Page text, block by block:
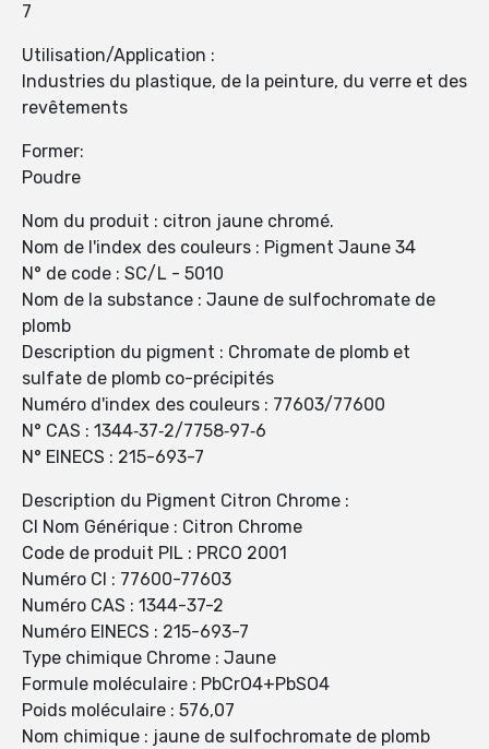
7
Utilisation/Application :
Industries du plastique, de la peinture, du verre et des
revêtements
Former:
Poudre
Nom du produit : citron jaune chromé.
Nom de l'index des couleurs : Pigment Jaune 34
N° de code : SC/L - 5010
Nom de la substance : Jaune de sulfochromate de
plomb
Description du pigment : Chromate de plomb et
sulfate de plomb co-précipités
Numéro d'index des couleurs : 77603/77600
N° CAS : 1344‐37‐2/7758‐97‐6
N° EINECS : 215-693-7
Description du Pigment Citron Chrome :
CI Nom Générique : Citron Chrome
Code de produit PIL : PRCO 2001
Numéro CI : 77600-77603
Numéro CAS : 1344-37-2
Numéro EINECS : 215-693-7
Type chimique Chrome : Jaune
Formule moléculaire : PbCrO4+PbSO4
Poids moléculaire : 576,07
Nom chimique : jaune de sulfochromate de plomb